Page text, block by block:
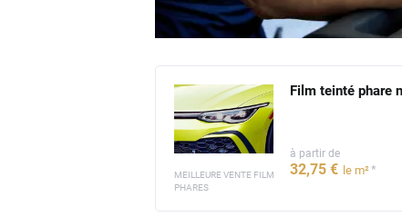
Film teinté phare
à partir de
32,75 € le m²*
MEILLEURE VENTE FILM
PHARES